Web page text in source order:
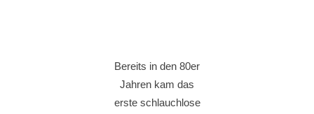
Bereits in den 80er
Jahren kam das
erste schlauchlose